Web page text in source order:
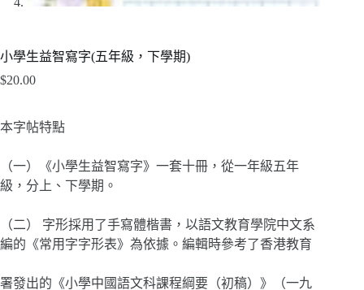
小學生益智寫字(五年級，下學期)
$20.00
本字帖特點
（一）《小學生益智寫字》一套十冊，從一年級五年
級，分上、下學期。
（二） 字形採用了手寫體楷書，以語文教育學院中文系
編的《常用字字形表》為依據。編輯時參考了香港教育
署發出的《小學中國語文科課程綱要（初稿）》（一九